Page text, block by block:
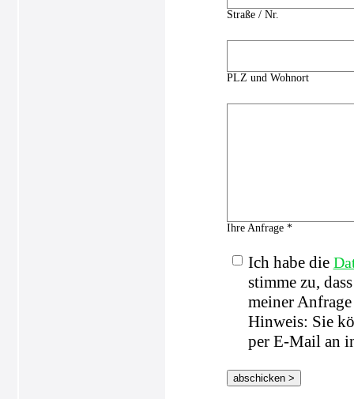
Straße / Nr.
PLZ und Wohnort
Ihre Anfrage *
Ich habe die
stimme zu,
meiner
Hinweis: Sie
per E-Mail an